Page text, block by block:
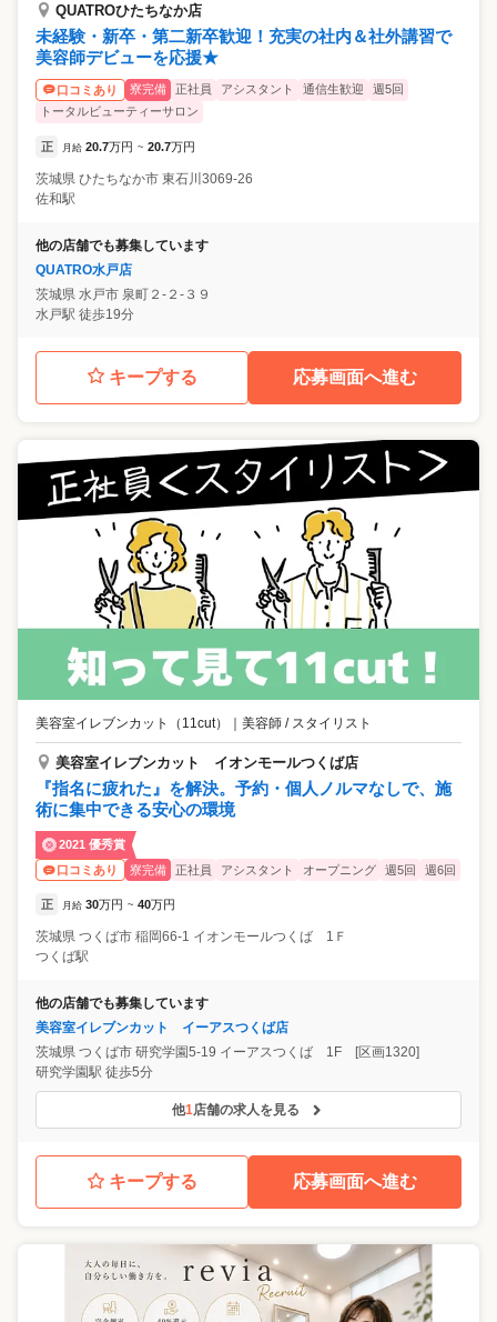
QUATROひたちなか店
未経験・新卒・第二新卒歓迎！充実の社内＆社外講習で
美容師デビューを応援★
口コミあり 寮完備 正社員 アシスタント 通信生歓迎
週5回
トータルビューティーサロン
正 月給 20.7万円 ~ 20.7万円
茨城県 ひたちなか市 東石川3069-26
佐和駅
他の店舗でも募集しています
QUATRO水戸店
茨城県 水戸市 泉町２-２-３９
水戸駅 徒歩19分
キープする 応募画面へ進む
美容室イレブンカット（11cut） 美容師 / スタイリスト
美容室イレブンカット イオンモールつくば店
『指名に疲れた』を解決。予約・個人ノルマなしで、施
術に集中できる安心の環境
2021 優秀賞
口コミあり
寮完備 正社員 アシスタント オープニング 週5回 週6回
正 月給 30万円 ~ 40万円
茨城県 つくば市 稲岡66-1 イオンモールつくば 1Ｆ
つくば駅
他の店舗でも募集しています
美容室イレブンカット イーアスつくば店
茨城県 つくば市 研究学園5-19 イーアスつくば 1F [区画1320]
研究学園駅 徒歩5分
他1店舗の求人を見る
キープする 応募画面へ進む